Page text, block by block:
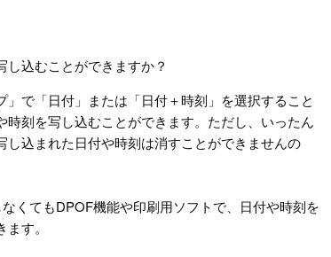
込むことができますか？
」で「日付」または「日付＋時刻」を選択すること
時刻を写し込むことができます。ただし、いったん
し込まれた日付や時刻は消すことができませんの
くてもDPOF機能や印刷用ソフトで、日付や時刻を
す。